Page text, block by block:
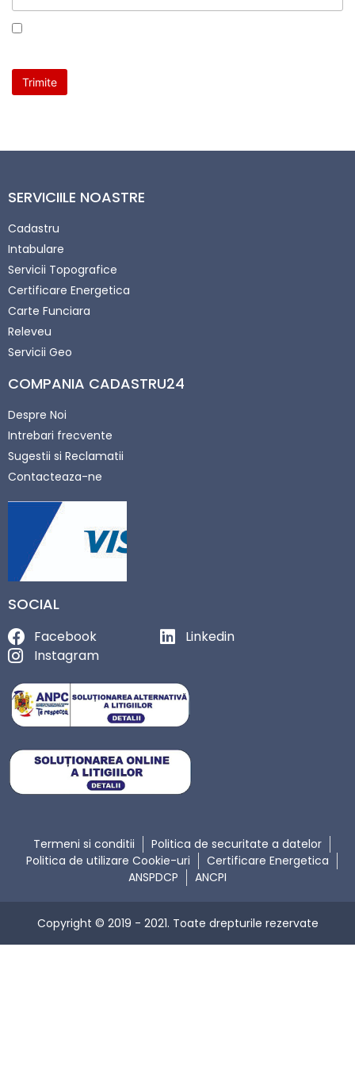
SERVICIILE NOASTRE
Cadastru
Intabulare
Servicii Topografice
Certificare Energetica
Carte Funciara
Releveu
Servicii Geo
COMPANIA CADASTRU24
Despre Noi
Intrebari frecvente
Sugestii si Reclamatii
Contacteaza-ne
SOCIAL
Facebook
Linkedin
Instagram
Termeni si conditii
Politica de securitate a datelor
Politica de utilizare Cookie-uri
Certificare Energetica
ANSPDCP
ANCPI
Copyright © 2019 - 2021. Toate drepturile rezervate